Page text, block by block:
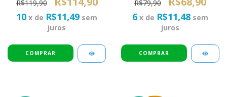
R$119,90
10 x de R$11,49 sem
juros
R$79,90
6 x de R$11,48 sem
juros